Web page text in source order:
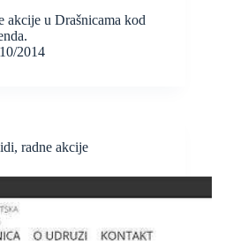
akcije u Drašnicama kod
2014
, radne akcije